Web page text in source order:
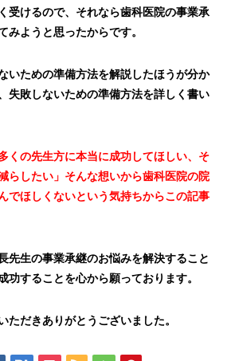
受けるので、それなら歯科医院の事業承
みようと思ったからです。
いための準備方法を解説したほうが分か
失敗しないための準備方法を詳しく書い
くの先生方に本当に成功してほしい、そ
らしたい」そんな想いから歯科医院の院
でほしくないという気持ちからこの記事
先生の事業承継のお悩みを解決すること
功することを心から願っております。
ただきありがとうございました。